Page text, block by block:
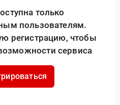
только
пользователям.
регистрацию, чтобы
сервиса